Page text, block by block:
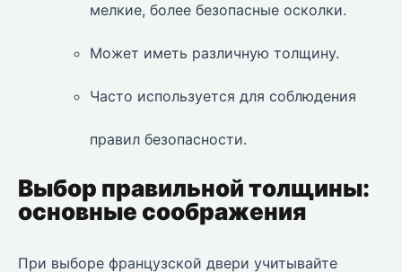
мелкие, более безопасные осколки.
Может иметь различную толщину.
Часто используется для соблюдения
правил безопасности.
Выбор правильной толщины:
основные соображения
При выборе французской двери учитывайте